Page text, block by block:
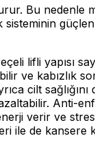
Bu nedenle
sisteminin
lifli yapısı
ve kabızlık
cilt
Anti-
verir ve
ile de kansere